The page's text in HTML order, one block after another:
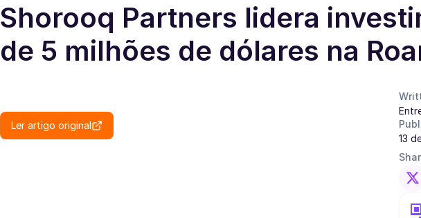
Shorooq Partners lidera
de 5 milhões de dólares na
Ler artigo original
13